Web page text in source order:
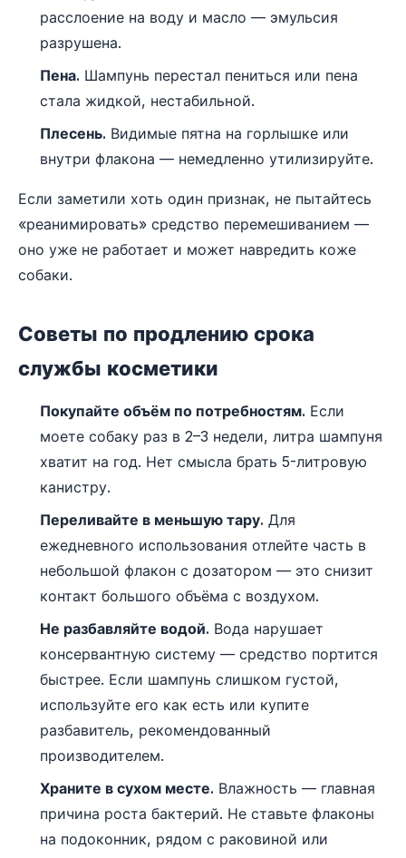
расслоение на воду и масло — эмульсия
разрушена.
Пена. Шампунь перестал пениться или пена
стала жидкой, нестабильной.
Плесень. Видимые пятна на горлышке или
внутри флакона — немедленно утилизируйте.
Если заметили хоть один признак, не пытайтесь
«реанимировать» средство перемешиванием —
оно уже не работает и может навредить коже
собаки.
Советы по продлению срока
службы косметики
Покупайте объём по потребностям. Если
моете собаку раз в 2–3 недели, литра шампуня
хватит на год. Нет смысла брать 5-литровую
канистру.
Переливайте в меньшую тару. Для
ежедневного использования отлейте часть в
небольшой флакон с дозатором — это снизит
контакт большого объёма с воздухом.
Не разбавляйте водой. Вода нарушает
консервантную систему — средство портится
быстрее. Если шампунь слишком густой,
используйте его как есть или купите
разбавитель, рекомендованный
производителем.
Храните в сухом месте. Влажность — главная
причина роста бактерий. Не ставьте флаконы
на подоконник, рядом с раковиной или